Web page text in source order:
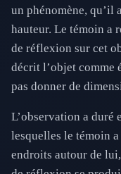
un phénomène, qu’il
hauteur. Le témoin a
de réflexion sur cet
décrit l’objet comme
pas donner de
L’observation a duré
lesquelles le témoin
endroits autour de